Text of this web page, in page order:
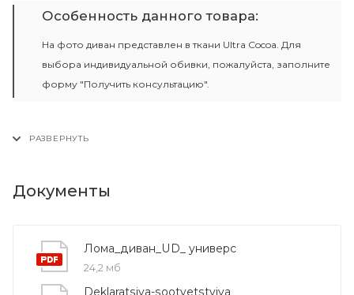
Особенность данного товара:
На фото диван представлен в ткани Ultra Cocoa. Для
выбора индивидуальной обивки, пожалуйста, заполните
форму "Получить консультацию".
Документы
Лома_диван_UD_ универс
24,2 мб
Deklaratsiya-sootvetstviya